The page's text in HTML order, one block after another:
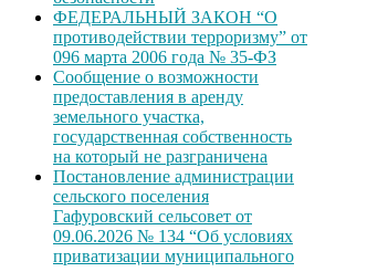
ФЕДЕРАЛЬНЫЙ ЗАКОН “О
противодействии терроризму” от
096 марта 2006 года № 35-ФЗ
Сообщение о возможности
предоставления в аренду
земельного участка,
государственная собственность
на который не разграничена
Постановление администрации
сельского поселения
Гафуровский сельсовет от
09.06.2026 № 134 “Об условиях
приватизации муниципального